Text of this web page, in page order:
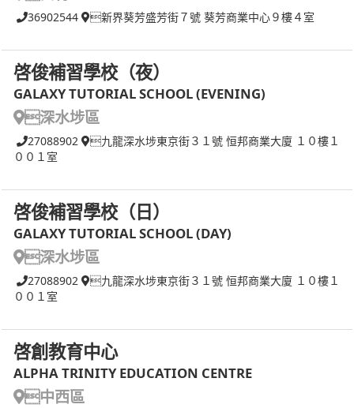
36902544 新界葵芳盛芳街７號 葵芳商業中心９樓４室
啓俊補習學校（夜）
GALAXY TUTORIAL SCHOOL (EVENING)
深水埗區
27088902
九龍深水埗東京街３１號 恒邦商業大廈 １０樓１
００１室
啓俊補習學校（日）
GALAXY TUTORIAL SCHOOL (DAY)
深水埗區
27088902
九龍深水埗東京街３１號 恒邦商業大廈 １０樓１
００１室
啓創教育中心
ALPHA TRINITY EDUCATION CENTRE
中西區